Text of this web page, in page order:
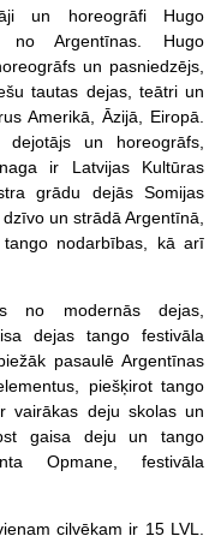
un horeogrāfi Hugo
no Argentīnas. Hugo
un pasniedzējs,
tautas dejas, teātri un
Amerikā, Āzijā, Eiropā.
un horeogrāfs,
ir Latvijas Kultūras
grādu dejās Somijas
un strādā Argentīnā,
nodarbības, kā arī
no modernās dejas,
dejas tango festivāla
pasaulē Argentīnas
piešķirot tango
vairākas deju skolas un
gaisa deju un tango
Opmane, festivāla
cilvēkam ir 15 LVL.